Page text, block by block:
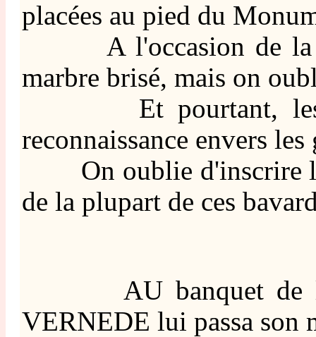
placées au pied du
A l'occasion de la
marbre brisé, mais on
Et pourtant, les
reconnaissance envers
On oublie d'inscrire
de la plupart de ces
AU banquet de
VERNEDE lui passa son